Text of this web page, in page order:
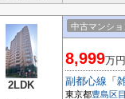
2LDK
中古マンショ
8,999万円
副都心線 「
東京都豊島区